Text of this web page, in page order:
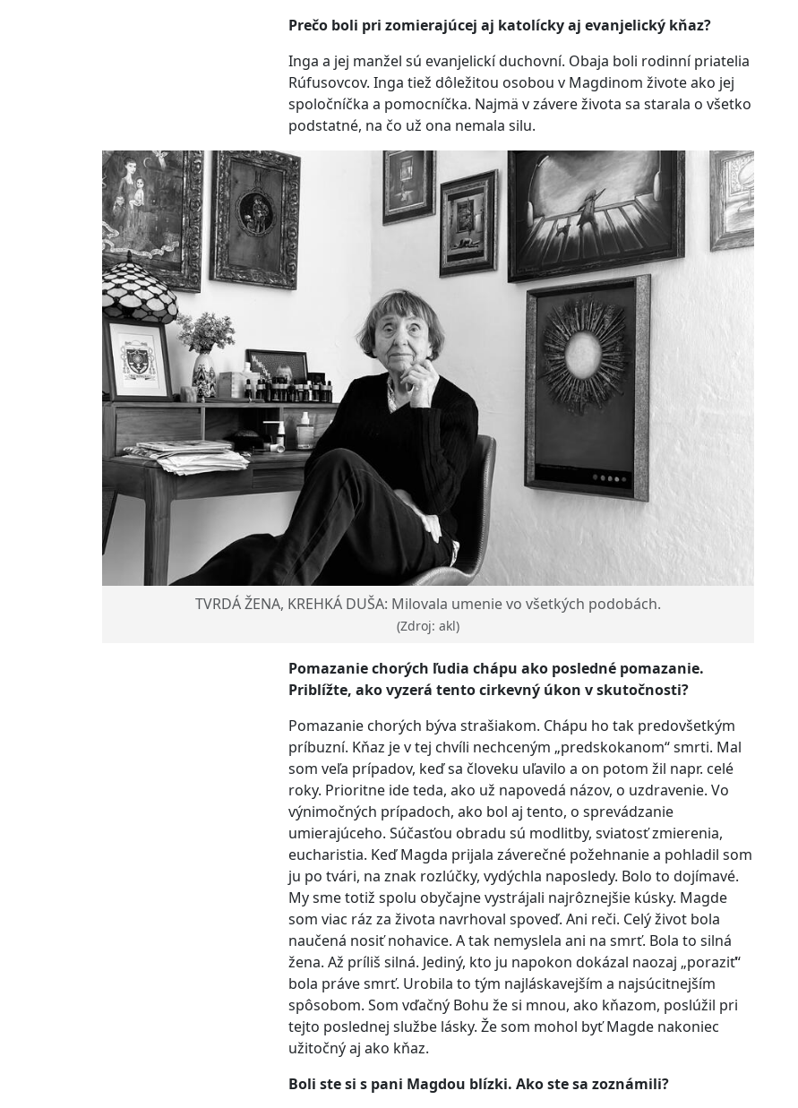
Prečo boli pri zomierajúcej aj katolícky aj evanjelický kňaz?
Inga a jej manžel sú evanjelickí duchovní. Obaja boli rodinní priatelia
Rúfusovcov. Inga tiež dôležitou osobou v Magdinom živote ako jej
spoločníčka a pomocníčka. Najmä v závere života sa starala o všetko
podstatné, na čo už ona nemala silu.
TVRDÁ ŽENA, KREHKÁ DUŠA: Milovala umenie vo všetkých podobách.
(Zdroj: akl)
Pomazanie chorých ľudia chápu ako posledné pomazanie.
Priblížte, ako vyzerá tento cirkevný úkon v skutočnosti?
Pomazanie chorých býva strašiakom. Chápu ho tak predovšetkým
príbuzní. Kňaz je v tej chvíli nechceným „predskokanom“ smrti. Mal
som veľa prípadov, keď sa človeku uľavilo a on potom žil napr. celé
roky. Prioritne ide teda, ako už napovedá názov, o uzdravenie. Vo
výnimočných prípadoch, ako bol aj tento, o sprevádzanie
umierajúceho. Súčasťou obradu sú modlitby, sviatosť zmierenia,
eucharistia. Keď Magda prijala záverečné požehnanie a pohladil som
ju po tvári, na znak rozlúčky, vydýchla naposledy. Bolo to dojímavé.
My sme totiž spolu obyčajne vystrájali najrôznejšie kúsky. Magde
som viac ráz za života navrhoval spoveď. Ani reči. Celý život bola
naučená nosiť nohavice. A tak nemyslela ani na smrť. Bola to silná
žena. Až príliš silná. Jediný, kto ju napokon dokázal naozaj „poraziť“
bola práve smrť. Urobila to tým najláskavejším a najsúcitnejším
spôsobom. Som vďačný Bohu že si mnou, ako kňazom, poslúžil pri
tejto poslednej službe lásky. Že som mohol byť Magde nakoniec
užitočný aj ako kňaz.
Boli ste si s pani Magdou blízki. Ako ste sa zoznámili?